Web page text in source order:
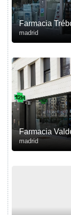
Farmacia
madrid
Farmacia
madrid